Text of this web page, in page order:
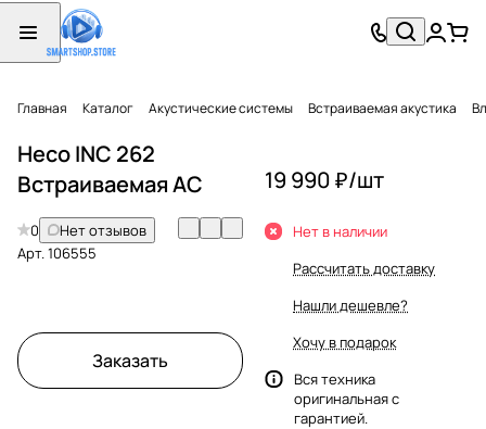
Главная Каталог Акустические системы Встраиваемая акустика
Heco INC 262
Встраиваемая АС
0
Нет отзывов
Арт.106555
Заказать
19 990 ₽/шт
Нет в наличии
Рассчитать доставку
Нашли дешевле?
Хочу в подарок
Вся техника
оригинальная с
гарантией.